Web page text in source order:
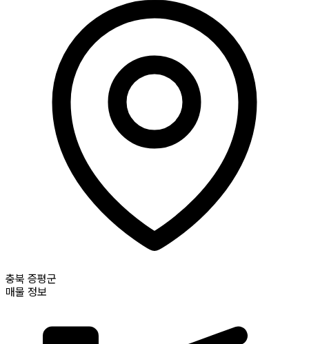
충북 증평군
매물 정보